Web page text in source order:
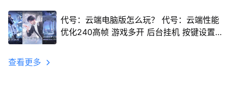
代号：云端电脑版怎么玩？ 代号：云端性能
优化240高帧 游戏多开 后台挂机 按键设置
查看更多